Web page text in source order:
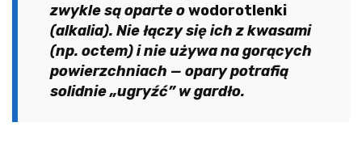
zwykle są oparte owodorotlenki
(alkalia). Nie łączy się ich z kwasami
(np. octem) i nie używa na gorących
powierzchniach — opary potrafią
solidnie „ugryźć” w gardło.